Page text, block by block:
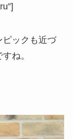
ピックも近づ
ね。